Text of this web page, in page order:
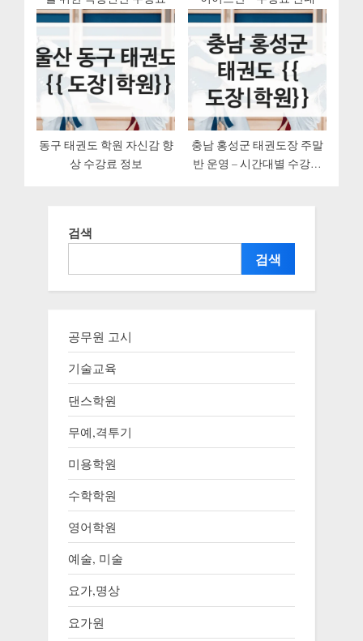
동구 태권도 학원 자신감 향
상 수강료 정보
충남 홍성군 태권도장 주말
반 운영 – 시간대별 수강료
검색
검색
공무원 고시
기술교육
댄스학원
무예,격투기
미용학원
수학학원
영어학원
예술, 미술
요가,명상
요가원